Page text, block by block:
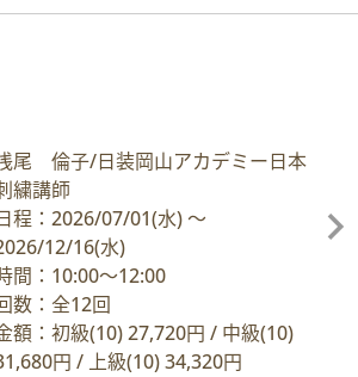
尾 倫子/日装岡山アカデミー日本
繍講師
程：2026/07/01(水)～
12/16(水)
間：10:00～12:00
数：全12回
額：初級(10) 27,720円 / 中級(10)
円 / 上級(10) 34,320円